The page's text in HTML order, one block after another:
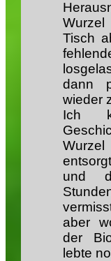
Tisch
dann
wieder
Ich
und
aber
der
lebte